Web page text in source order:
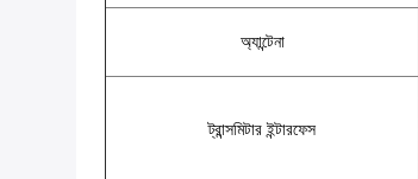
অ্যান্টেনা
ট্রান্সমিটার ইন্টারফেস